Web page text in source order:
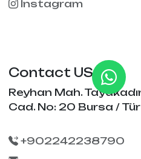
Instagram
Contact US
Reyhan Mah.
Cad. No: 20 Bursa /
+902242238790